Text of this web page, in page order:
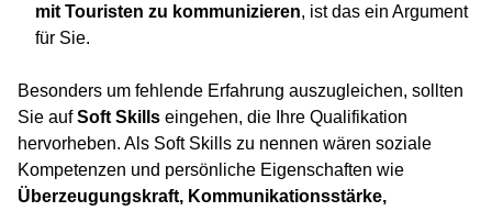
mit Touristen zu kommunizieren, ist das ein Argument
für Sie.
Besonders um fehlende Erfahrung auszugleichen, sollten
Sie aufSoft Skills eingehen, die Ihre Qualifikation
hervorheben. Als Soft Skills zu nennen wären soziale
Kompetenzen und persönliche Eigenschaften wie
Überzeugungskraft, Kommunikationsstärke,